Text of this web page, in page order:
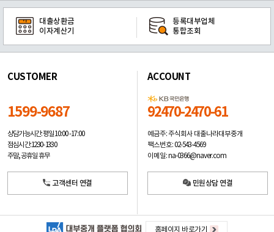
대출상환금
이자계산기
등록대부업체
통합조회
CUSTOMER
1599-9687
상담가능시간: 평일10:00 -17:00
점심시간: 12:30 - 13:30
주말, 공휴일 휴무
고객센터 연결
ACCOUNT
92470-2470-61
예금주: 주식회사 대출나라대부중개
팩스번호: 02-543-4569
이메일: na-0366@naver.com
민원상담 연결
홈페이지 바로가기